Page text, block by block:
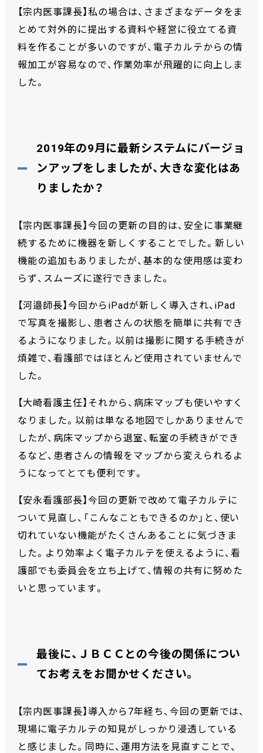
【宗内医事課長】私の場合は、さまざまなデータをま
とめて対外的に提出する資料や経営に役立てる資
料を作ることが多いのですが、電子カルテからの情
報加工が容易なので、作業効率が飛躍的に向上しま
した。
2019年の9月に最新システムにバージョ
ンアップをしましたが、大きな変化はあ
りましたか？
【宗内医事課長】今回の更新の目的は、安全に事業継
続するために機器を新しくすることでした。新しい
機能の追加もありましたが、基本的な使用感は変わ
らず、スムーズに遂行できました。
【河邉師長】今回からiPadが新しく導入され、iPad
で写真を撮影し、患者さんの状態を簡単に共有でき
るようになりました。以前は撮影に関する手続きが
煩雑で、看護部ではほとんど使用されていませんで
した。
【大崎看護主任】それから、病床マップも使いやすく
なりました。以前は単なる地図でしかありませんで
したが、病床マップから退室、転室の手続きができ
るなど、患者さんの情報をマップから変えられるよ
うになってとても便利です。
【安永看護部長】今回の更新で改めて電子カルテに
ついて見直し、「こんなこともできるのか」と、使い
切れていない機能がたくさんあることに気づきま
した。より効率よく電子カルテを使えるように、看
護部でも委員会を立ち上げて、情報の共有に努めた
いと思っています。
最後に、ＪＢＣＣとの今後の関係につい
てお考えをお聞かせください。
【宗内医事課長】導入から7年経ち、今回の更新では、
現場に電子カルテの知見がしっかり浸透している
と感じました。同時に、運用方法を見直すことで、